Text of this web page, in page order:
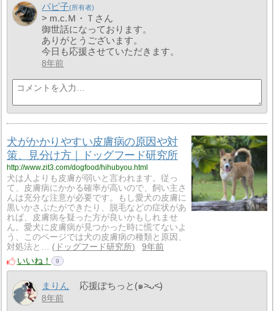
パピ子
> m.c.Ｍ・Ｔさん
御世話になっております。
ありがとうございます。
今日も応援させていただきます。
8年前
犬がかかりやすい皮膚病の原因や対
策、見分け方｜ドッグフード研究所
http://www.zit3.com/dogfood/hihubyou.html
犬は人よりも皮膚が弱いと言われます。従っ
て、皮膚病にかかる確率が高いので、飼い主さ
んは充分な注意が必要です。もし愛犬の皮膚に
黒いかさぶたができたり、脱毛などの症状があ
れば、皮膚病を疑った方が良いかもしれませ
ん。愛犬に皮膚病が見つかった時に慌てないよ
う、このページでは犬の皮膚病の種類と原因、
対処法と…
ドッグフード研究所
9年前
いいね！
9
まりん 応援ぽちっと(๑˃̵ᴗ˂̵)
8年前